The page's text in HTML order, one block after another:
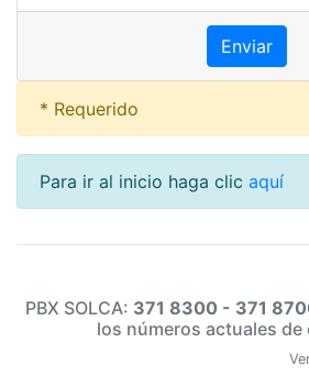
* Requerido
Para ir al inicio haga clic aquí
PBX SOLCA: 371 8300 - 371
los números actuales de